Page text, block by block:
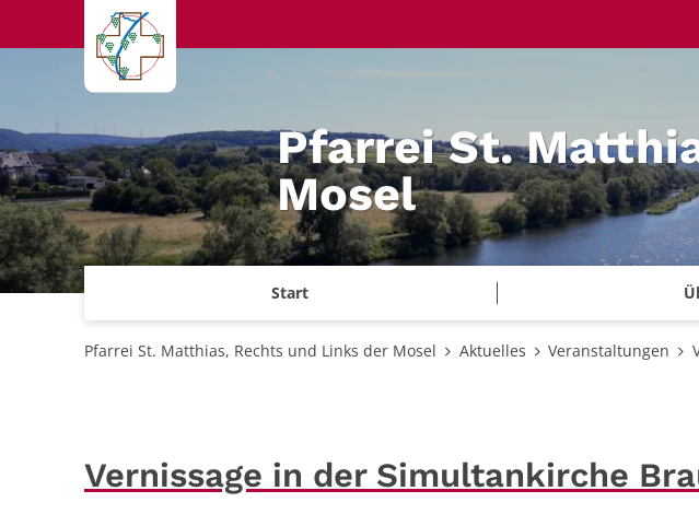
Zum Inhalt springen
Pfarrei St.
Mosel
Start
Pfarrei St. Matthias, Rechts und Links der Mosel Aktuelles Veranstaltungen
Vernissage in der Simultankirche